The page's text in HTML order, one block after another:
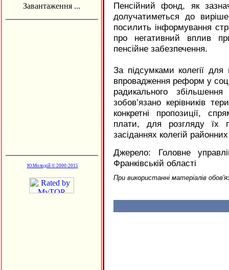
Завантаження ...
Ю.Молодій © 2000-2015
Пенсійний фонд, як
долучатиметься до
посилить інформування
про негативний вплив
пенсійне забезпечення.
За підсумками колегії
впровадження реформ у
радикального
зобов’язано керівників
конкретні пропозиції,
плати, для розгляду їх
засіданнях колегій
Джерело: Головне
Франківській області
При використанні матеріалів